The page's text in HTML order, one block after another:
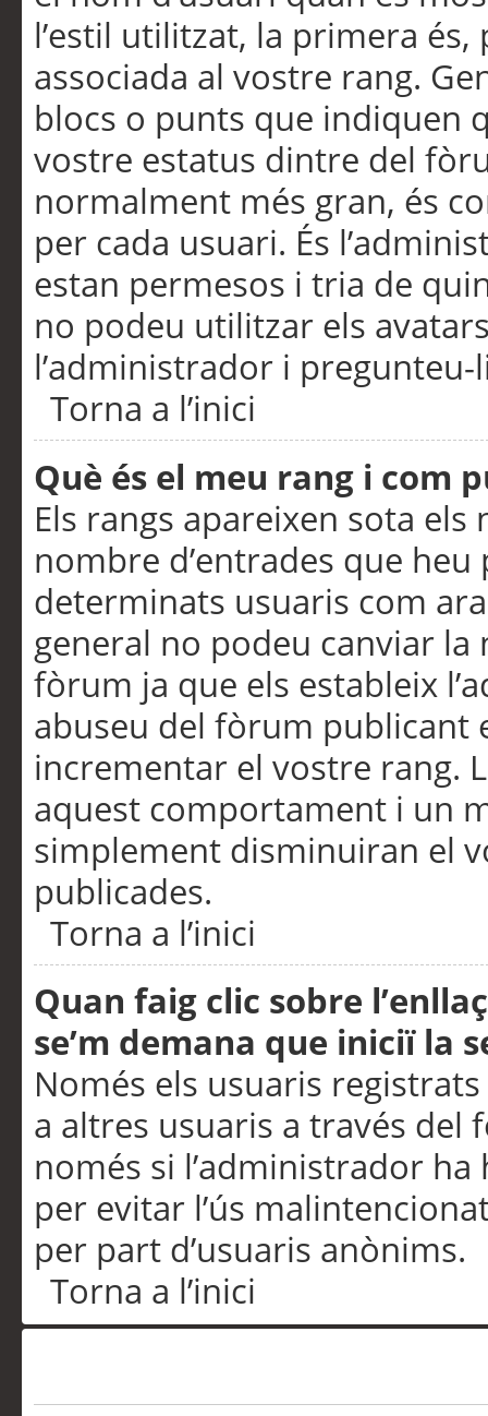
l’estil utilitzat, la primera
associada al vostre rang.
blocs o punts que indiquen
vostre estatus dintre del
normalment més gran, és
per cada usuari. És
estan permesos i tria de
no podeu utilitzar els
l’administrador i pregunteu-
Torna a l’inici
Què és el meu rang i com
Els rangs apareixen sota
nombre d’entrades que
determinats usuaris com
general no podeu canviar
fòrum ja que els estableix
abuseu del fòrum publicant
incrementar el vostre rang.
aquest comportament i un
simplement disminuiran el
publicades.
Torna a l’inici
Quan faig clic sobre
se’m demana que iniciï la
Només els usuaris
a altres usuaris a través
només si l’administrador
per evitar l’ús
per part d’usuaris anònims.
Torna a l’inici